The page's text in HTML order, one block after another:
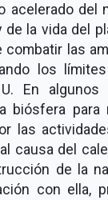
acelerado del
la vida del
las
los
En algunos
biósfera para
las
causa del
de la
con ella,